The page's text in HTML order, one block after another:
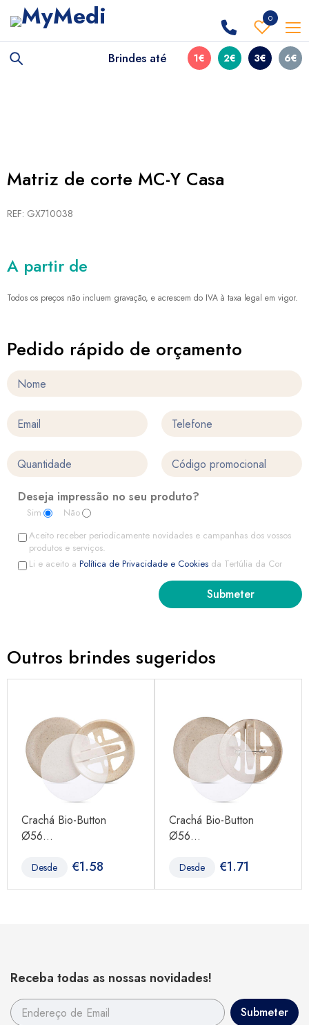
0
Brindes até 1€ 2€ 3€ 6€
Matriz de corte MC-Y Casa
REF: GX710038
A partir de
Todos os preços não incluem gravação, e acrescem do IVA à taxa legal em vigor.
Pedido rápido de orçamento
Deseja impressão no seu produto?
Sim
Não
Aceito receber periodicamente novidades e campanhas dos vossos
produtos e serviços.
Li e aceito a Política de Privacidade e Cookies da Tertúlia da Cor
Outros brindes sugeridos
Crachá Bio-Button
Ø56...
Desde €1.58
Crachá Bio-Button
Ø56...
Desde €1.71
Receba todas as nossas novidades!